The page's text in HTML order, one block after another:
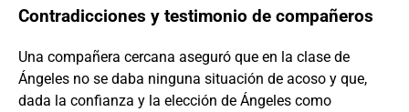
Contradicciones y testimonio de compañeros
Una compañera cercana aseguró que en la clase de
Ángeles no se daba ninguna situación de acoso y que,
dada la confianza y la elección de Ángeles como